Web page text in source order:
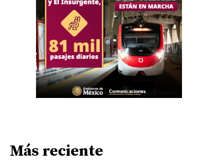
Más reciente